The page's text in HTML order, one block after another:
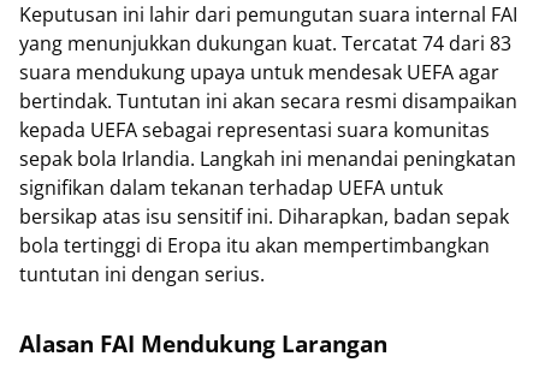
Keputusan ini lahir dari pemungutan suara internal FAI
yang menunjukkan dukungan kuat. Tercatat 74 dari 83
suara mendukung upaya untuk mendesak UEFA agar
bertindak. Tuntutan ini akan secara resmi disampaikan
kepada UEFA sebagai representasi suara komunitas
sepak bola Irlandia. Langkah ini menandai peningkatan
signifikan dalam tekanan terhadap UEFA untuk
bersikap atas isu sensitif ini. Diharapkan, badan sepak
bola tertinggi di Eropa itu akan mempertimbangkan
tuntutan ini dengan serius.
Alasan FAI Mendukung Larangan